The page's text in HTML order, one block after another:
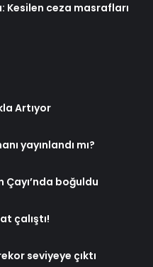
Kesilen ceza masrafları
Artıyor
yayınlandı mı?
boğuldu
çalıştı!
seviyeye çıktı